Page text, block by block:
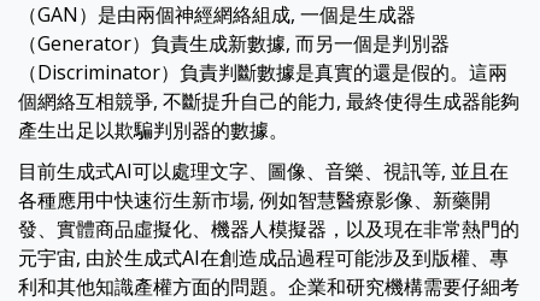
（GAN）是由兩個神經網絡組成, 一個是生成器
（Generator）負責生成新數據, 而另一個是判別器
（Discriminator）負責判斷數據是真實的還是假的。這兩
個網絡互相競爭, 不斷提升自己的能力, 最終使得生成器能夠
產生出足以欺騙判別器的數據。
目前生成式AI可以處理文字、圖像、音樂、視訊等, 並且在
各種應用中快速衍生新市場, 例如智慧醫療影像、新藥開
發、實體商品虛擬化、機器人模擬器，以及現在非常熱門的
元宇宙, 由於生成式AI在創造成品過程可能涉及到版權、專
利和其他知識產權方面的問題。企業和研究機構需要仔細考